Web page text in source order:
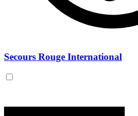
Secours Rouge International